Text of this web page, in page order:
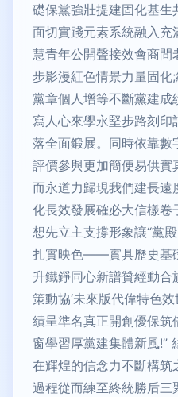
礎保黨強壯提建固化基生
面切實踐元素系統融入充
慧青年公開聲接效會商間
步影漫紅色情景力量固化
黨章個人增等不斷黨建成
寫人心來學永堅步路刻
落全面鍛展。同時依靠
評價參與更加簡便易供實
而永道力歸現我們建長
化長效發展確必大信樣卷
想先立主支撐形象讓“黨
扎實映色——實具歷史基
升鐵錚同心新譜贊經動
策動協‘未來版代偉特色
績呈準名真正開創優保
窗學習厚黨建集體新風!”
在輝煌的信念力不斷構筑
過程從而練至終統勝后三